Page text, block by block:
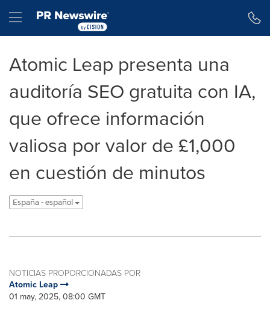
Hamburger menu
Atomic Leap presenta una
auditoría SEO gratuita con IA,
que ofrece información
valiosa por valor de £1,000
en cuestión de minutos
España - español
NOTICIAS PROPORCIONADAS POR
Atomic Leap
01 may, 2025, 08:00 GMT